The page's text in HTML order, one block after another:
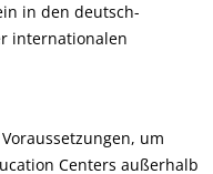
in den deutsch-
internationalen
um
Centers außerhalb